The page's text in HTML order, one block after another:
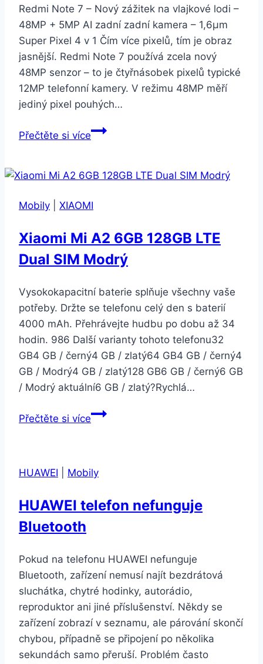
Redmi Note 7 – Nový zážitek na vlajkové lodi –
48MP + 5MP AI zadní zadní kamera – 1,6μm
Super Pixel 4 v 1 Čím více pixelů, tím je obraz
jasnější. Redmi Note 7 používá zcela nový
48MP senzor – to je čtyřnásobek pixelů typické
12MP telefonní kamery. V režimu 48MP měří
jediný pixel pouhých…
Přečtěte si víceXiaomi
7
GB
(22848)
Mobily XIAOMI
Xiaomi Mi A2 6GB 128GB LTE
Dual SIM Modrý
Vysokokapacitní baterie splňuje všechny vaše
potřeby. Držte se telefonu celý den s baterií
4000 mAh. Přehrávejte hudbu po dobu až 34
hodin. 986 Další varianty tohoto telefonu32
GB4 GB / černý4 GB / zlatý64 GB4 GB / černý4
GB / Modrý4 GB / zlatý128 GB6 GB / černý6 GB
/ Modrý aktuální6 GB / zlatý?Rychlá…
Přečtěte si víceXiaomi
128GB
Dual
HUAWEI Mobily
HUAWEI telefon nefunguje
Bluetooth
Pokud na telefonu HUAWEI nefunguje
Bluetooth, zařízení nemusí najít bezdrátová
sluchátka, chytré hodinky, autorádio,
reproduktor ani jiné příslušenství. Někdy se
zařízení zobrazí v seznamu, ale párování skončí
chybou, případně se připojení po několika
sekundách samo přeruší. Problém často